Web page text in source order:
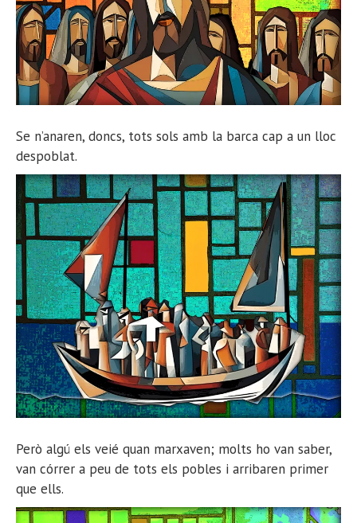
Se n’anaren, doncs, tots sols amb la barca cap a un lloc
despoblat.
Però algú els veié quan marxaven; molts ho van saber,
van córrer a peu de tots els pobles i arribaren primer
que ells.